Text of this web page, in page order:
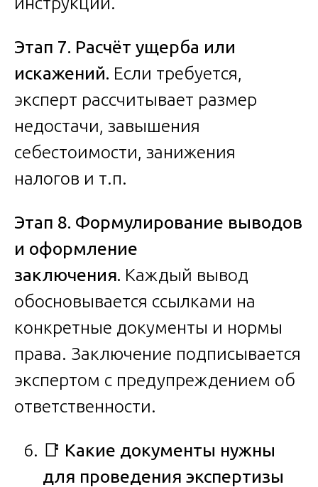
Этап 7. Расчёт ущерба или
искажений. Если требуется,
эксперт рассчитывает размер
недостачи, завышения
себестоимости, занижения
налогов и т.п.
Этап 8. Формулирование выводов
и оформление
заключения. Каждый вывод
обосновывается ссылками на
конкретные документы и нормы
права. Заключение подписывается
экспертом с предупреждением об
ответственности.
📑 Какие документы нужны
для проведения экспертизы